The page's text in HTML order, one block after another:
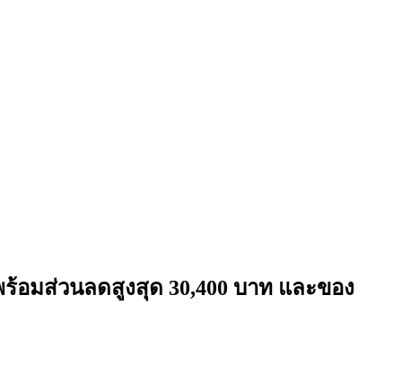
ร้อมส่วนลดสูงสุด 30,400 บาท และของ